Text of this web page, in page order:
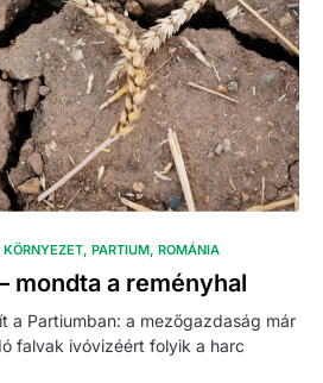
KÖRNYEZET PARTIUM ROMÁNIA
mondta a reményhal
a Partiumban: a mezőgazdaság már
falvak ivóvizéért folyik a harc